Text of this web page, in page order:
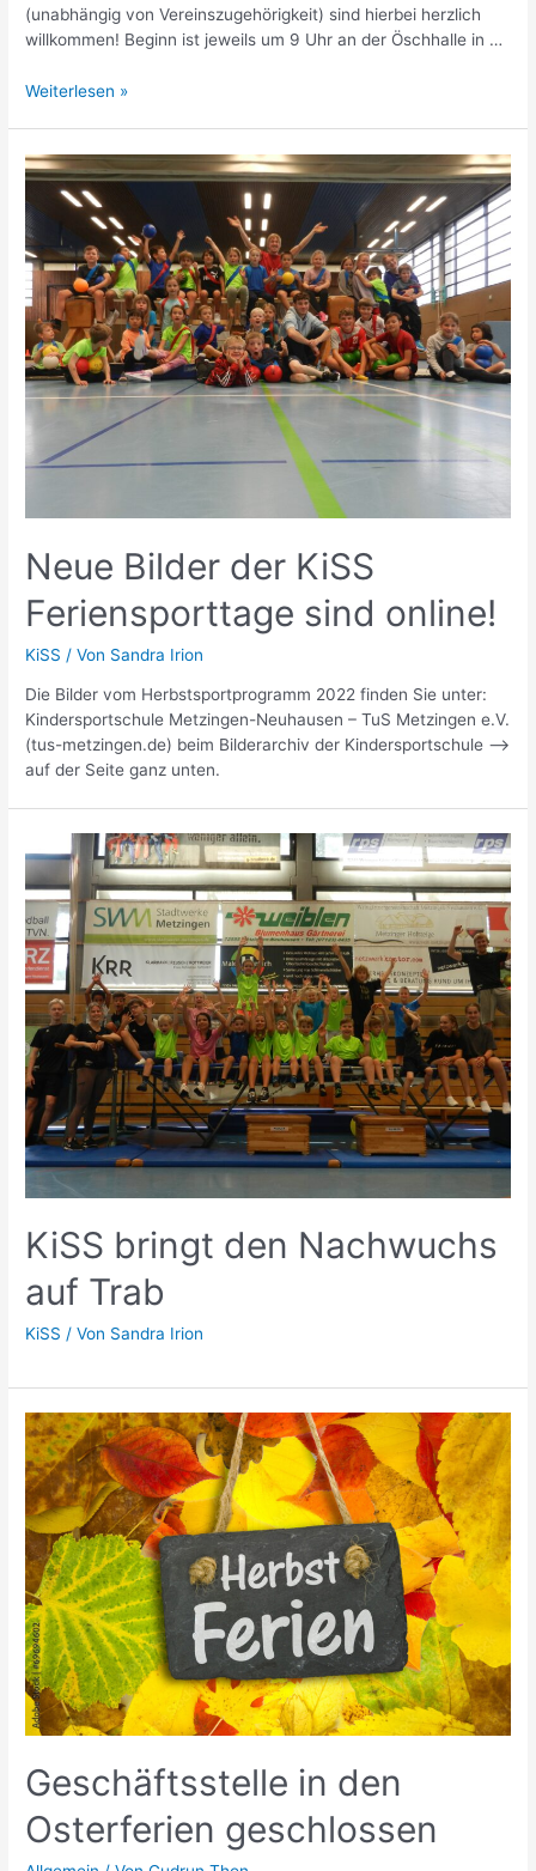
(unabhängig von Vereinszugehörigkeit) sind hierbei herzlich
willkommen! Beginn ist jeweils um 9 Uhr an der Öschhalle in …
NEU
–
—
Erstes
Winter-
Camp
Weiterlesen »
Neue Bilder der KiSS
Feriensporttage sind online!
KiSS / Von Sandra Irion
Die Bilder vom Herbstsportprogramm 2022 finden Sie unter:
Kindersportschule Metzingen-Neuhausen – TuS Metzingen e.V.
(tus-metzingen.de) beim Bilderarchiv der Kindersportschule –>
auf der Seite ganz unten.
KiSS bringt den Nachwuchs
auf Trab
KiSS / Von Sandra Irion
Geschäftsstelle in den
Osterferien geschlossen